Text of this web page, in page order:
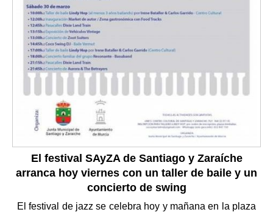
El festival SAyZA de Santiago y Zaraíche
arranca hoy viernes con un taller de baile y un
concierto de swing
El festival de jazz se celebra hoy y mañana en la plaza